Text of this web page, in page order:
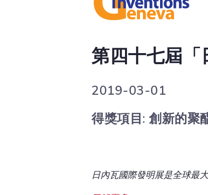
第四十七屆
2019-03-01
得獎項目: 創新的聚
日內瓦國際發明展是全球最